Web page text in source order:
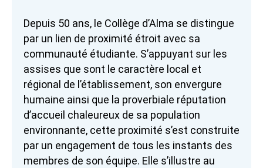
Depuis 50 ans, le Collège d’Alma se distingue
par un lien de proximité étroit avec sa
communauté étudiante. S’appuyant sur les
assises que sont le caractère local et
régional de l’établissement, son envergure
humaine ainsi que la proverbiale réputation
d’accueil chaleureux de sa population
environnante, cette proximité s’est construite
par un engagement de tous les instants des
membres de son équipe. Elle s’illustre au